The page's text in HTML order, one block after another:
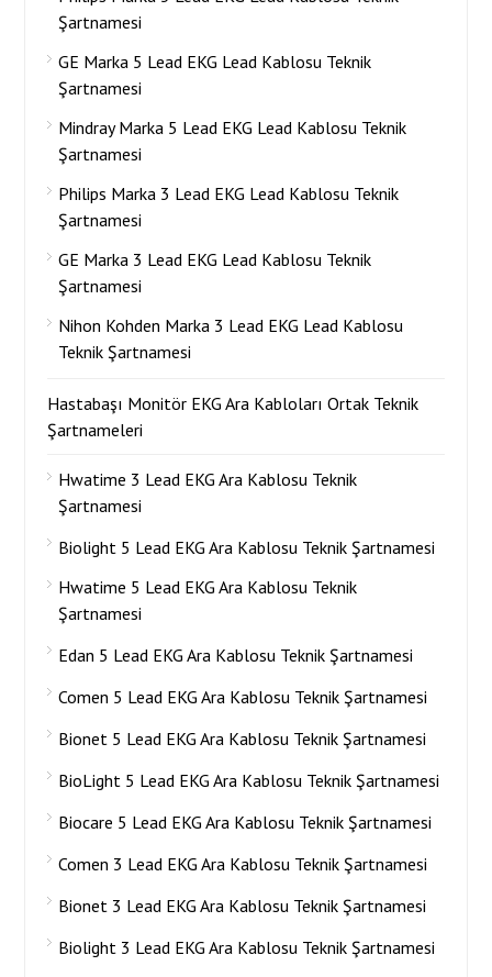
Şartnamesi
GE Marka 5 Lead EKG Lead Kablosu Teknik
Şartnamesi
Mindray Marka 5 Lead EKG Lead Kablosu Teknik
Şartnamesi
Philips Marka 3 Lead EKG Lead Kablosu Teknik
Şartnamesi
GE Marka 3 Lead EKG Lead Kablosu Teknik
Şartnamesi
Nihon Kohden Marka 3 Lead EKG Lead Kablosu
Teknik Şartnamesi
Hastabaşı Monitör EKG Ara Kabloları Ortak Teknik
Şartnameleri
Hwatime 3 Lead EKG Ara Kablosu Teknik
Şartnamesi
Biolight 5 Lead EKG Ara Kablosu Teknik Şartnamesi
Hwatime 5 Lead EKG Ara Kablosu Teknik
Şartnamesi
Edan 5 Lead EKG Ara Kablosu Teknik Şartnamesi
Comen 5 Lead EKG Ara Kablosu Teknik Şartnamesi
Bionet 5 Lead EKG Ara Kablosu Teknik Şartnamesi
BioLight 5 Lead EKG Ara Kablosu Teknik Şartnamesi
Biocare 5 Lead EKG Ara Kablosu Teknik Şartnamesi
Comen 3 Lead EKG Ara Kablosu Teknik Şartnamesi
Bionet 3 Lead EKG Ara Kablosu Teknik Şartnamesi
Biolight 3 Lead EKG Ara Kablosu Teknik Şartnamesi